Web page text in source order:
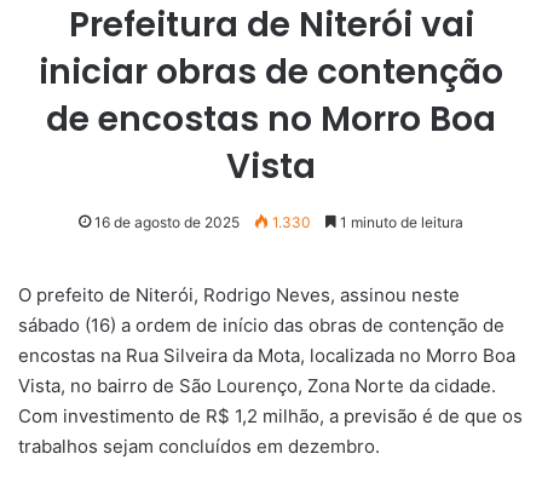
Prefeitura de Niterói vai
iniciar obras de contenção
de encostas no Morro Boa
Vista
16 de agosto de 2025 1.330 1 minuto de leitura
O prefeito de Niterói, Rodrigo Neves, assinou neste
sábado (16) a ordem de início das obras de contenção de
encostas na Rua Silveira da Mota, localizada no Morro Boa
Vista, no bairro de São Lourenço, Zona Norte da cidade.
Com investimento de R$ 1,2 milhão, a previsão é de que os
trabalhos sejam concluídos em dezembro.